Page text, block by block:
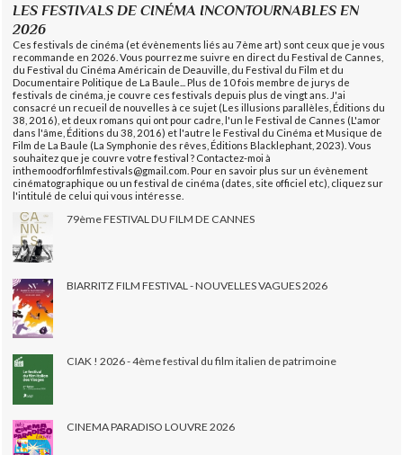
LES FESTIVALS DE CINÉMA INCONTOURNABLES EN
2026
Ces festivals de cinéma (et évènements liés au 7ème art) sont ceux que je vous
recommande en 2026. Vous pourrez me suivre en direct du Festival de Cannes,
du Festival du Cinéma Américain de Deauville, du Festival du Film et du
Documentaire Politique de La Baule... Plus de 10 fois membre de jurys de
festivals de cinéma, je couvre ces festivals depuis plus de vingt ans. J'ai
consacré un recueil de nouvelles à ce sujet (Les illusions parallèles, Éditions du
38, 2016), et deux romans qui ont pour cadre, l'un le Festival de Cannes (L'amor
dans l'âme, Éditions du 38, 2016) et l'autre le Festival du Cinéma et Musique de
Film de La Baule (La Symphonie des rêves, Éditions Blacklephant, 2023). Vous
souhaitez que je couvre votre festival ? Contactez-moi à
inthemoodforfilmfestivals@gmail.com. Pour en savoir plus sur un évènement
cinématographique ou un festival de cinéma (dates, site officiel etc), cliquez sur
l'intitulé de celui qui vous intéresse.
79ème FESTIVAL DU FILM DE CANNES
BIARRITZ FILM FESTIVAL - NOUVELLES VAGUES 2026
CIAK ! 2026 - 4ème festival du film italien de patrimoine
CINEMA PARADISO LOUVRE 2026